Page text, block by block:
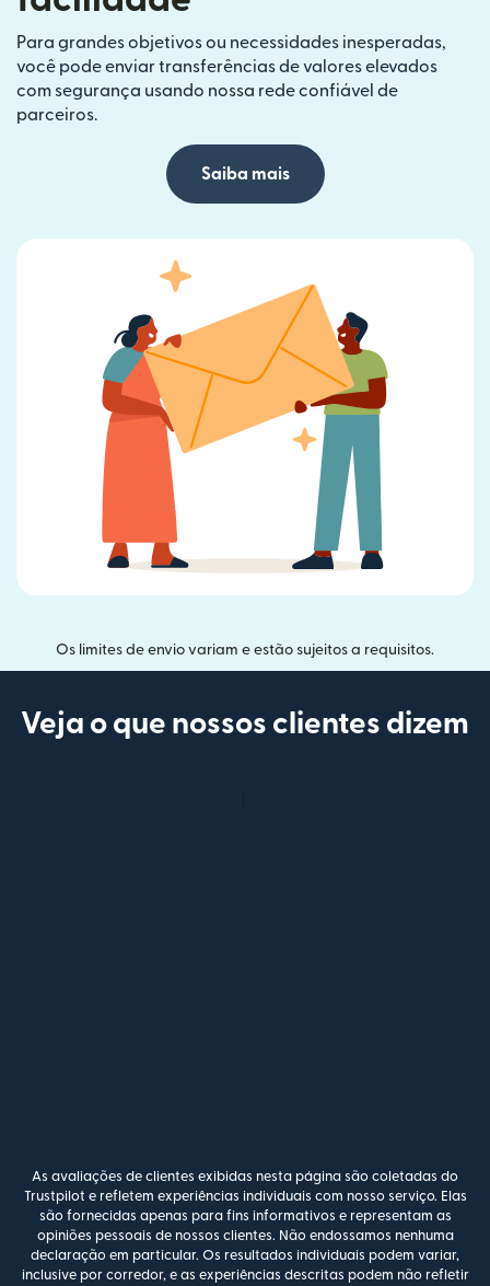
Para grandes objetivos ou necessidades inesperadas,
você pode enviar transferências de valores elevados
com segurança usando nossa rede confiável de
parceiros.
Saiba mais
Os limites de envio variam e estão sujeitos a requisitos.
Veja o que nossos clientes dizem
As avaliações de clientes exibidas nesta página são coletadas do
Trustpilot e refletem experiências individuais com nosso serviço. Elas
são fornecidas apenas para fins informativos e representam as
opiniões pessoais de nossos clientes. Não endossamos nenhuma
declaração em particular. Os resultados individuais podem variar,
inclusive por corredor, e as experiências descritas podem não refletir